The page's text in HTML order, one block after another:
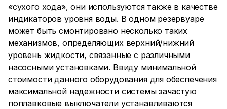
«сухого хода», они используются также в качестве
индикаторов уровня воды. В одном резервуаре
может быть смонтировано несколько таких
механизмов, определяющих верхний/нижний
уровень жидкости, связанные с различными
насосными установками. Ввиду минимальной
стоимости данного оборудования для обеспечения
максимальной надежности системы зачастую
поплавковые выключатели устанавливаются